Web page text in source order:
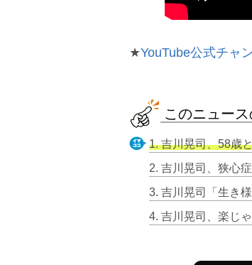
★YouTube公式チャ
このニュー
1. 吉川晃司、58歳とは思
3. 吉川晃司「生き